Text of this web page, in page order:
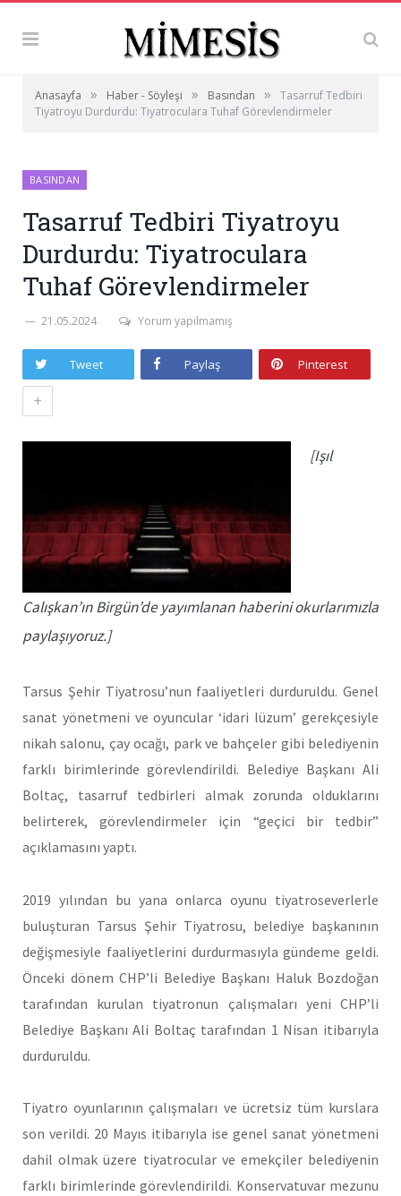
Anasayfa » Haber - Söyleşi » Basından »
Tasarruf Tedbiri
Tiyatroyu Durdurdu: Tiyatroculara Tuhaf Görevlendirmeler
BASINDAN
Tasarruf Tedbiri Tiyatroyu
Durdurdu: Tiyatroculara
Tuhaf Görevlendirmeler
21.05.2024 Yorum yapılmamış
Tweet Paylaş Pinterest
+
[Işıl
Calışkan’ın Birgün’de yayımlanan haberini okurlarımızla
paylaşıyoruz.]
Tarsus Şehir Tiyatrosu’nun faaliyetleri durduruldu. Genel
sanat yönetmeni ve oyuncular ‘idari lüzum’ gerekçesiyle
nikah salonu, çay ocağı, park ve bahçeler gibi belediyenin
farklı birimlerinde görevlendirildi. Belediye Başkanı Ali
Boltaç, tasarruf tedbirleri almak zorunda olduklarını
belirterek, görevlendirmeler için “geçici bir tedbir”
açıklamasını yaptı.
2019 yılından bu yana onlarca oyunu tiyatroseverlerle
buluşturan Tarsus Şehir Tiyatrosu, belediye başkanının
değişmesiyle faaliyetlerini durdurmasıyla gündeme geldi.
Önceki dönem CHP’li Belediye Başkanı Haluk Bozdoğan
tarafından kurulan tiyatronun çalışmaları yeni CHP’li
Belediye Başkanı Ali Boltaç tarafından 1 Nisan itibarıyla
durduruldu.
Tiyatro oyunlarının çalışmaları ve ücretsiz tüm kurslara
son verildi. 20 Mayıs itibarıyla ise genel sanat yönetmeni
dahil olmak üzere tiyatrocular ve emekçiler belediyenin
farklı birimlerinde görevlendirildi. Konservatuvar mezunu